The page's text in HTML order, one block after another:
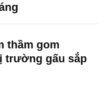
thầm gom
trường gấu sắp